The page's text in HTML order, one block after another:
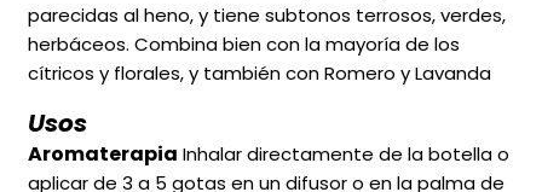
parecidas al heno, y tiene subtonos terrosos, verdes,
herbáceos. Combina bien con la mayoría de los
cítricos y florales, y también con Romero y Lavanda
Usos
Aromaterapia Inhalar directamente de la botella o
aplicar de 3 a 5 gotas en un difusor o en la palma de